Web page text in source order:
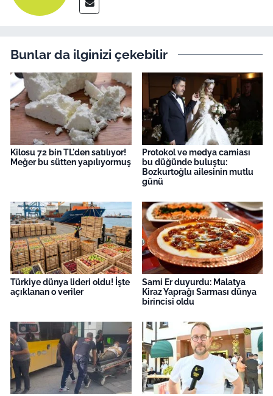
Bunlar da ilginizi çekebilir
Kilosu 72 bin TL'den satılıyor!
Meğer bu sütten yapılıyormuş
Protokol ve medya camiası
bu düğünde buluştu:
Bozkurtoğlu ailesinin mutlu
günü
Türkiye dünya lideri oldu! İşte
açıklanan o veriler
Sami Er duyurdu: Malatya
Kiraz Yaprağı Sarması dünya
birincisi oldu